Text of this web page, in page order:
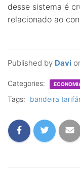
Published by Davi
desse sistema é
relacionado ao
Categories:
Tags: bandeira